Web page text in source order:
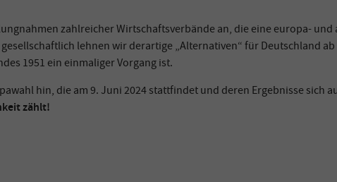
zahlreicher Wirtschaftsverbände an, die eine europa-
lehnen wir derartige „Alternativen“ für Deutschland
1951 ein einmaliger Vorgang ist.
hin, die am 9. Juni 2024 stattfindet und deren Ergebnisse sich
zählt!